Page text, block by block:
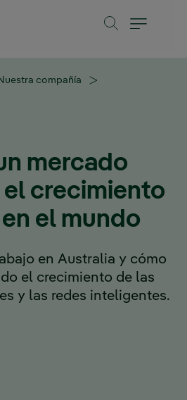
compañía
mercado
el crecimiento
el mundo
en Australia y cómo
el crecimiento de las
y las redes inteligentes.